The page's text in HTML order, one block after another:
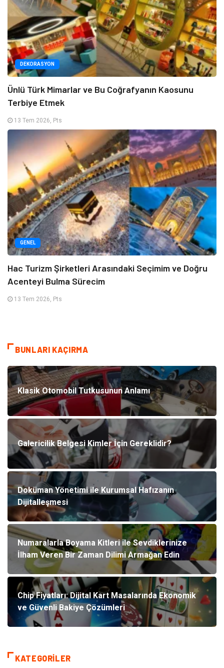
DEKORASYON
Ünlü Türk Mimarlar ve Bu Coğrafyanın Kaosunu
Terbiye Etmek
13 Tem 2026, Pts
GENEL
Hac Turizm Şirketleri Arasındaki Seçimim ve Doğru
Acenteyi Bulma Sürecim
13 Tem 2026, Pts
BUNLARI KAÇIRMA
Klasik Otomobil Tutkusunun Anlamı
Galericilik Belgesi Kimler İçin Gereklidir?
Doküman Yönetimi ile Kurumsal Hafızanın
Dijitalleşmesi
Numaralarla Boyama Kitleri ile Sevdiklerinize
İlham Veren Bir Zaman Dilimi Armağan Edin
Chip Fiyatları: Dijital Kart Masalarında Ekonomik
ve Güvenli Bakiye Çözümleri
KATEGORILER